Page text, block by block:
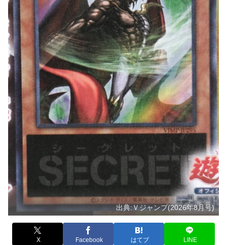
出典:Ｖジャンプ(2026年8月号)
X Facebook はてブ LINE